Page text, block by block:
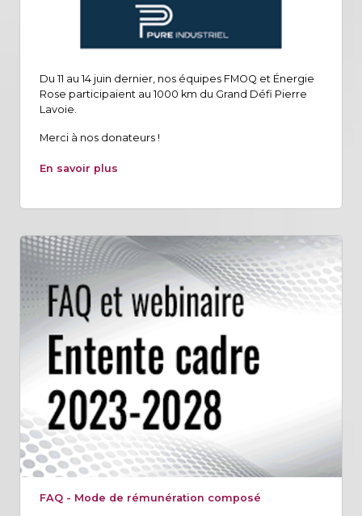
Du 11 au 14 juin dernier, nos équipes FMOQ et Énergie
Rose participaient au 1000 km du Grand Défi Pierre
Lavoie.
Merci à nos donateurs !
En savoir plus
FAQ - Mode de rémunération composé